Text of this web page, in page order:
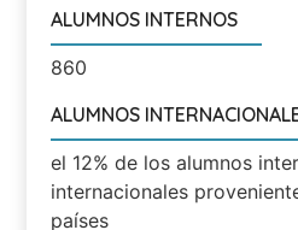
ALUMNOS INTERNOS
860
ALUMNOS
el 12% de los alumnos
internacionales
países